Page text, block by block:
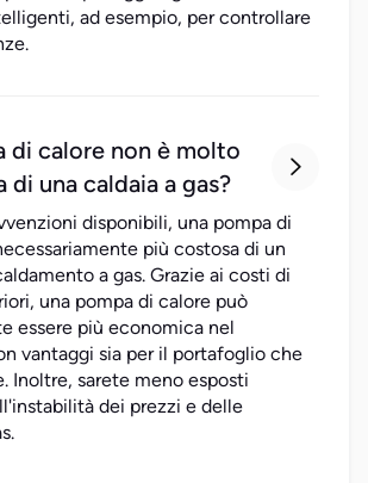
ad esempio, per controllare
di calore non è molto
di una caldaia a gas?

disponibili, una pompa di
più costosa di un
a gas. Grazie ai costi di
una pompa di calore può
essere più economica nel
vantaggi sia per il portafoglio che
Inoltre, sarete meno esposti
dei prezzi e delle